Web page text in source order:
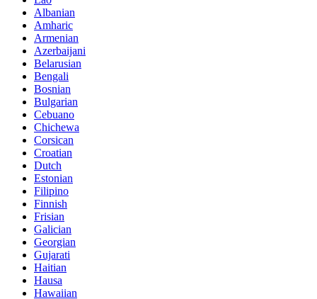
Albanian
Amharic
Armenian
Azerbaijani
Belarusian
Bengali
Bosnian
Bulgarian
Cebuano
Chichewa
Corsican
Croatian
Dutch
Estonian
Filipino
Finnish
Frisian
Galician
Georgian
Gujarati
Haitian
Hausa
Hawaiian